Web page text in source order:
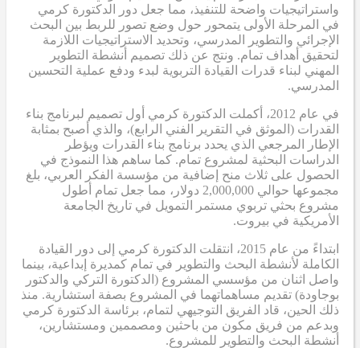
واستراتيجيات واضحة للتنفيذ، مما جعل دور الدكتورة كرمي
في المرحلة الأولى يتمحور حول وضع تصور للربط بين البحث
الإجرائي والتطوير المدرسي، وتحديد الاستراتيجيات اللازمة
لتحقيق أهداف تمام. ونتج عن ذلك تصميم أنشطة التطوير
المهني لبناء قدرات القيادة التربوية لبدء ودفع عملية التحسين
المدرسي.
في عام 2012، أكملت الدكتورة كرمي أول تصميم لبرنامج بناء
القدرات (الموثق في التقرير الفني الرابع)، والذي أصبح بمثابة
الإطار المرجعي الذي يحدد برنامج بناء القدرات ويؤطر
الدراسات البحثية لمشروع تمام. كما ساهم هذا النموذج في
الحصول على ثلاث منح إضافية من مؤسسة الفكر العربي، بلغ
مجموعها حوالي 2,000,000 دولار، مما جعل تمام أطول
مشروع بحثي تربوي مستمر التمويل في تاريخ الجامعة
الأمريكية في بيروت.
ابتداءً من عام 2015، انتقلت الدكتورة كرمي إلى دور القيادة
الكاملة لأنشطة البحث والتطوير في تمام كمديرة إبداعية، بينما
واصل اثنان من مؤسسي المشروع (الدكتورة التركي والدكتور
بوجاودة) تقديم مساهماتهما في المشروع بصفة استشارية. منذ
ذلك الحين، قاد الفريق التوجيهي لتمام، برئاسة الدكتورة كرمي
وبدعم من فريق مكون من باحثين ومصممين ومستشارين،
أنشطة البحث والتطوير للمشروع.